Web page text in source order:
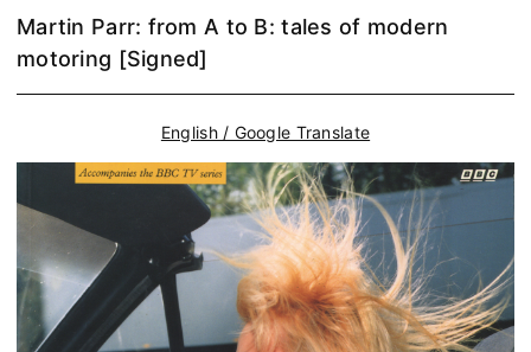
Martin Parr: from A to B: tales of modern
motoring [Signed]
English / Google Translate